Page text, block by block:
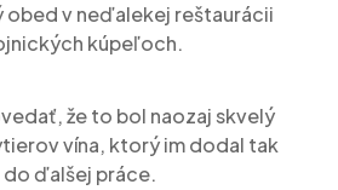
v neďalekej reštaurácii
kúpeľoch.
že to bol naozaj skvelý
vína, ktorý im dodal tak
ďalšej práce.